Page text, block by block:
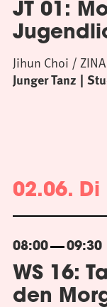
JT 01:
Junger Tanz
Jihun Choi /
02.06. Di
08:00 09:30
WS 16:
den